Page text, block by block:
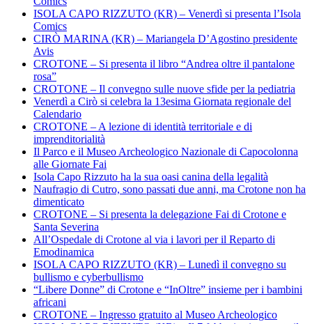
ISOLA CAPO RIZZUTO (KR) – Venerdì si presenta l’Isola
Comics
CIRÒ MARINA (KR) – Mariangela D’Agostino presidente
Avis
CROTONE – Si presenta il libro “Andrea oltre il pantalone
rosa”
CROTONE – Il convegno sulle nuove sfide per la pediatria
Venerdì a Cirò si celebra la 13esima Giornata regionale del
Calendario
CROTONE – A lezione di identità territoriale e di
imprenditorialità
Il Parco e il Museo Archeologico Nazionale di Capocolonna
alle Giornate Fai
Isola Capo Rizzuto ha la sua oasi canina della legalità
Naufragio di Cutro, sono passati due anni, ma Crotone non ha
dimenticato
CROTONE – Si presenta la delegazione Fai di Crotone e
Santa Severina
All’Ospedale di Crotone al via i lavori per il Reparto di
Emodinamica
ISOLA CAPO RIZZUTO (KR) – Lunedì il convegno su
bullismo e cyberbullismo
“Libere Donne” di Crotone e “InOltre” insieme per i bambini
africani
CROTONE – Ingresso gratuito al Museo Archeologico